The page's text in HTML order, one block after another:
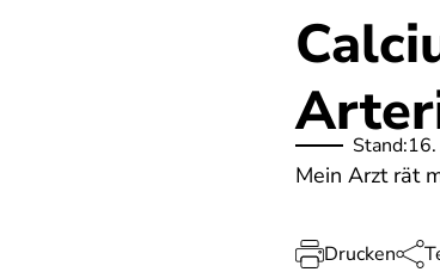
Stand:
Mein Arzt rät
Drucken